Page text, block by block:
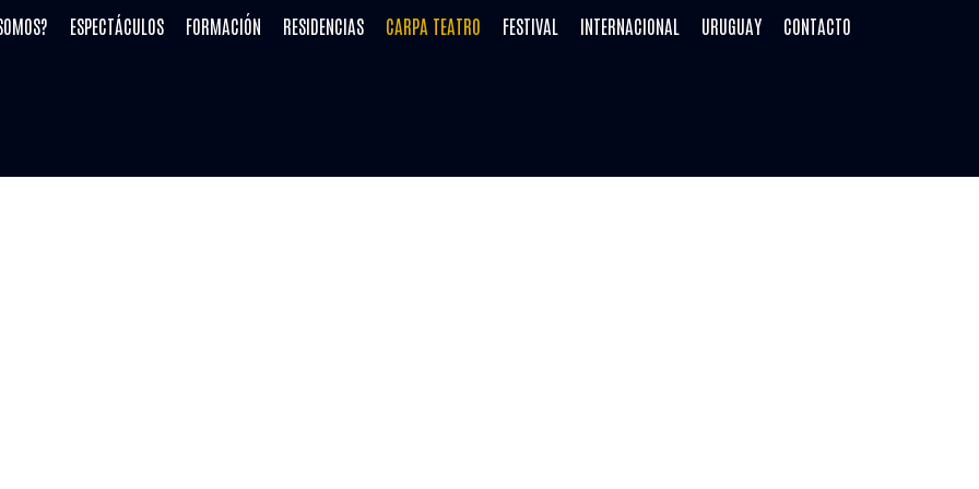
ESPECTÁCULOS FORMACIÓN RESIDENCIAS CARPA TEATRO FESTIVAL INTERNACIONAL URUGUAY CONTACTO